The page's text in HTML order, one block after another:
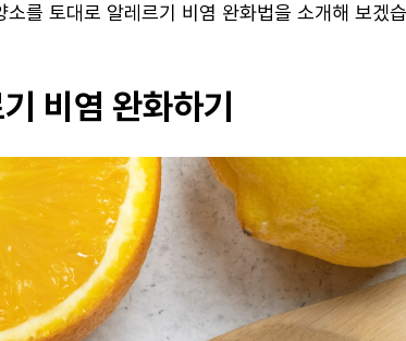
소를 토대로 알레르기 비염 완화법을 소개해 보겠
비염 완화하기